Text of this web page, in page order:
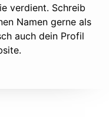
verdient. Schreib
Namen gerne als
auch dein Profil